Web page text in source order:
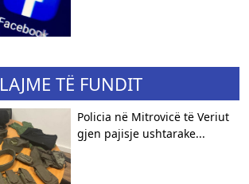
LAJME TË FUNDIT
​Policia në Mitrovicë të Veriut
gjen pajisje ushtarake...